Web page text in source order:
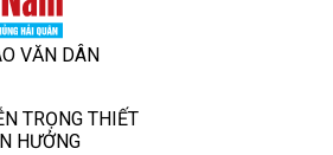
VĂN DÂN
TRỌNG THIẾT
HƯỞNG